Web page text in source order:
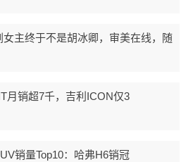
女主终于不是胡冰卿，审美在线，随
月销超7千，吉利ICON仅3
销量Top10：哈弗H6销冠